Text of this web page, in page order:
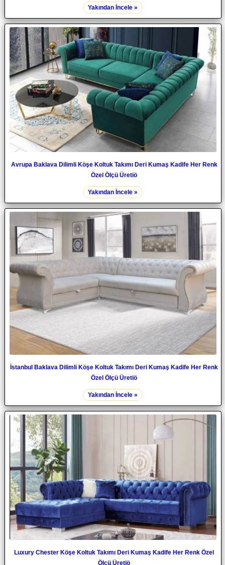
Yakından İncele »
Avrupa Baklava Dilimli Köşe Koltuk Takımı Deri Kumaş Kadife Her Renk
Özel Ölçü Üretiö
Yakından İncele »
İstanbul Baklava Dilimli Köşe Koltuk Takımı Deri Kumaş Kadife Her Renk
Özel Ölçü Üretiö
Yakından İncele »
Luxury Chester Köşe Koltuk Takımı Deri Kumaş Kadife Her Renk Özel
Ölçü Üretiö